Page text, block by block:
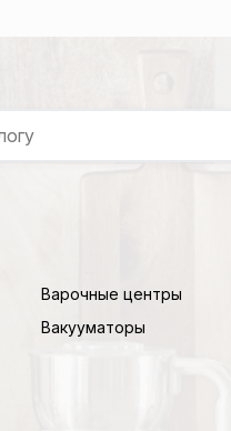
Варочные центры
Вакууматоры